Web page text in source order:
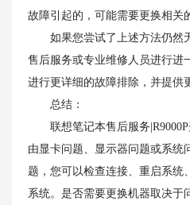
故障引起的，可能需要更换相关
如果您尝试了上述方法仍然
售后服务或专业维修人员进行进
进行更详细的故障排除，并提供
总结：
联想笔记本售后服务|R9000P
由显卡问题、显示器问题或系统
题，您可以检查连接、重启系统
系统。是否需要更换机器取决于